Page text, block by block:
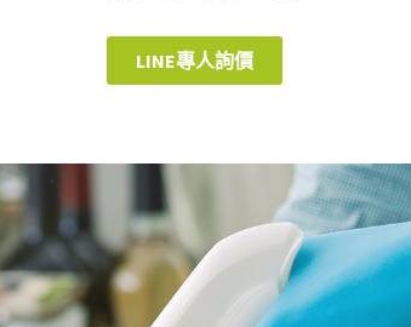
LINE專人詢價